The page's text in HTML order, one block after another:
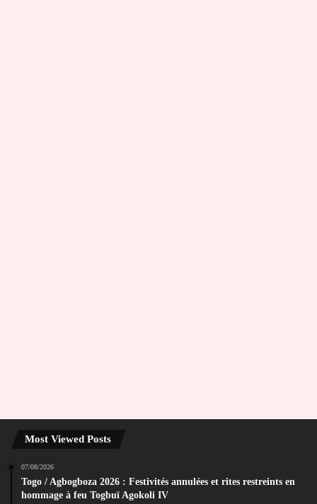
Most Viewed Posts
07/08/2026
Togo / Agbogboza 2026 : Festivités annulées et rites restreints en
hommage à feu Togbuï Agokoli IV